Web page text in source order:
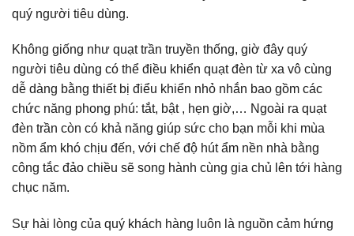
quý người tiêu dùng.
Không giống như quạt trần truyền thống, giờ đây quý
người tiêu dùng có thể điều khiển quạt đèn từ xa vô cùng
dễ dàng bằng thiết bị điểu khiển nhỏ nhắn bao gồm các
chức năng phong phú: tắt, bật , hẹn giờ,… Ngoài ra quạt
đèn trần còn có khả năng giúp sức cho bạn mỗi khi mùa
nồm ẩm khó chịu đến, với chế độ hút ẩm nền nhà bằng
công tắc đảo chiều sẽ song hành cùng gia chủ lên tới hàng
chục năm.
Sự hài lòng của quý khách hàng luôn là nguồn cảm hứng